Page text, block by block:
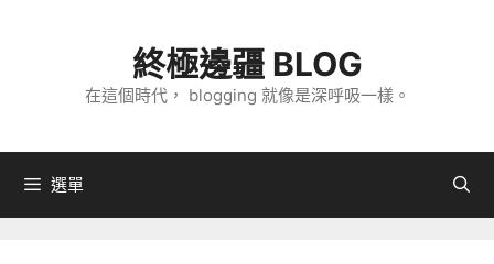
內
終極邊疆 BLOG
在這個時代， blogging 就像是深呼吸一樣。
選單